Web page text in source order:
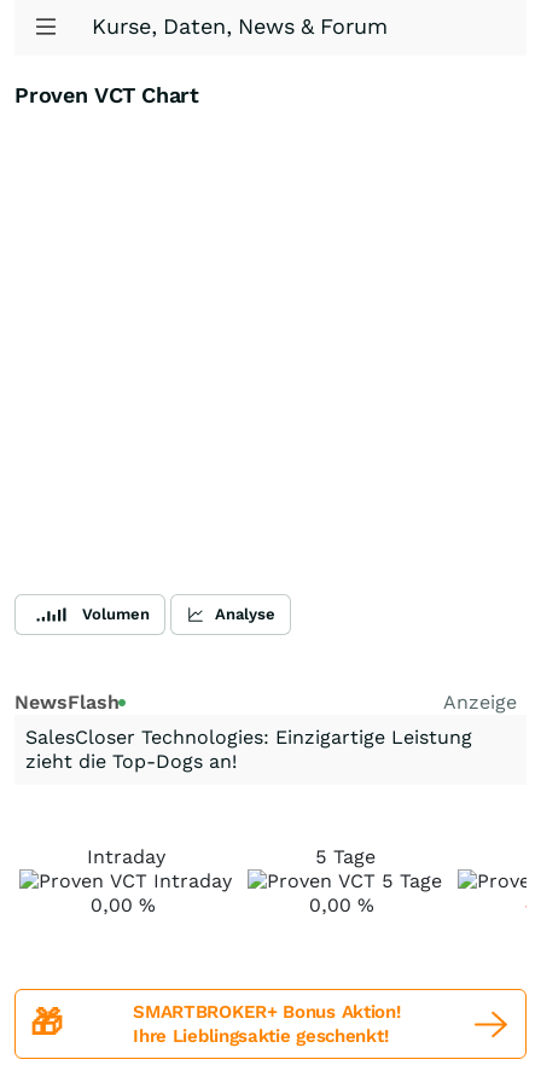
Kurse, Daten, News & Forum
Proven VCT Chart
Volumen Analyse
NewsFlash
Anzeige
SalesCloser Technologies: Einzigartige Leistung
zieht die Top-Dogs an!
Intraday
0,00 %
5 Tage
0,00 % -
🎁
SMARTBROKER+ Bonus Aktion!
Ihre Lieblingsaktie geschenkt!